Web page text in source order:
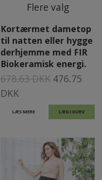
Flere valg
Kortærmet dametop
til natten eller hygge
derhjemme med FIR
Biokeramisk energi.
678.63 DKK 476.75
DKK
LÆS MERE LÆG I KURV